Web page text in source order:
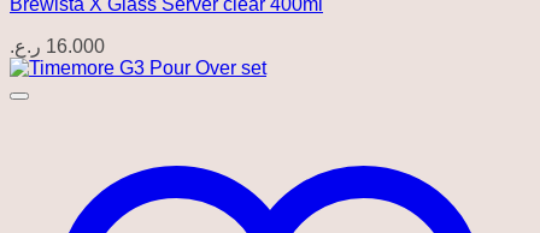
Brewista X Glass Server clear 400ml
16.000 ر.ع.